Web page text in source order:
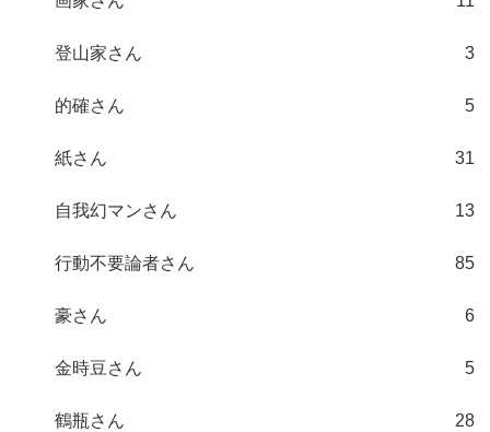
登山家さん 3
的確さん 5
紙さん 31
自我幻マンさん 13
行動不要論者さん 85
豪さん 6
金時豆さん 5
鶴瓶さん 28